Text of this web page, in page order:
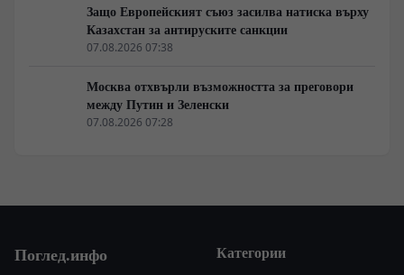
Защо Европейският съюз засилва натиска върху
Казахстан за антируските санкции
07.08.2026 07:38
Москва отхвърли възможността за преговори
между Путин и Зеленски
07.08.2026 07:28
Поглед.инфо Категории